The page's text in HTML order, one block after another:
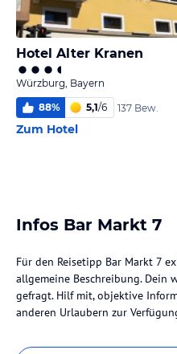
Hotel Alter Kranen
Würzburg, Bayern
88% 5,1/6 137 Bew.
Zum Hotel
Infos Bar Markt 7
Für den Reisetipp Bar Markt 7
allgemeine Beschreibung. Dein
gefragt. Hilf mit, objektive
anderen Urlaubern zur